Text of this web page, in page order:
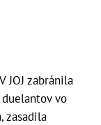
JOJ zabránila
vo
zasadila